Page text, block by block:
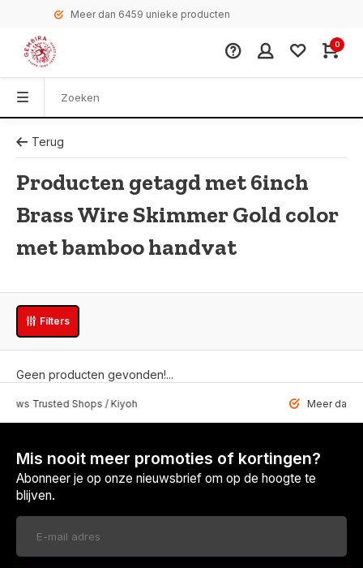
Meer dan 6459 unieke producten
0
Terug
Producten getagd met 6inch
Brass Wire Skimmer Gold color
met bamboo handvat
Filters
Geen producten gevonden!...
Shops / Kiyoh Meer dan 6459
Mis nooit meer promoties of kortingen?
Abonneer je op onze nieuwsbrief om op de hoogte te
blijven.